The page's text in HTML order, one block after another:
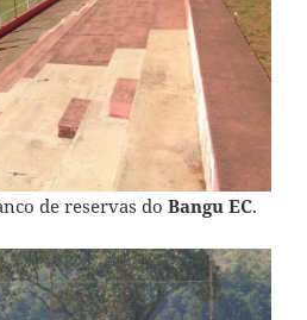
de reservas do Bangu EC.